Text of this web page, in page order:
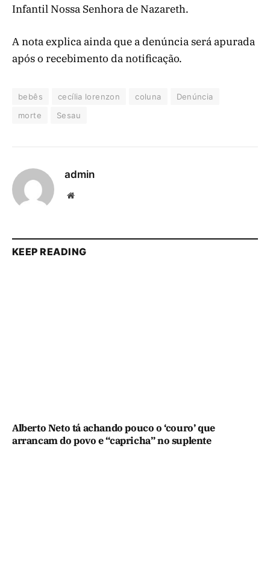
Infantil Nossa Senhora de Nazareth.
A nota explica ainda que a denúncia será apurada
após o recebimento da notificação.
bebês cecília lorenzon coluna
Denúncia
morte
Sesau
admin
Website
KEEP READING
Alberto Neto tá achando pouco o ‘couro’ que
arrancam do povo e “capricha” no suplente